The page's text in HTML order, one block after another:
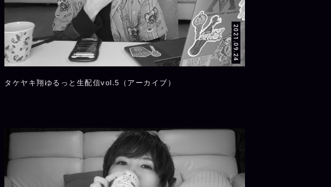
2021.09.24
タケヤキ翔ゆるっと生配信vol.5（アーカイブ）